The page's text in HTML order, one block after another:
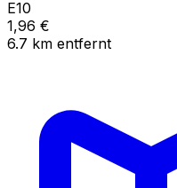
E10
1,96 €
6.7 km entfernt